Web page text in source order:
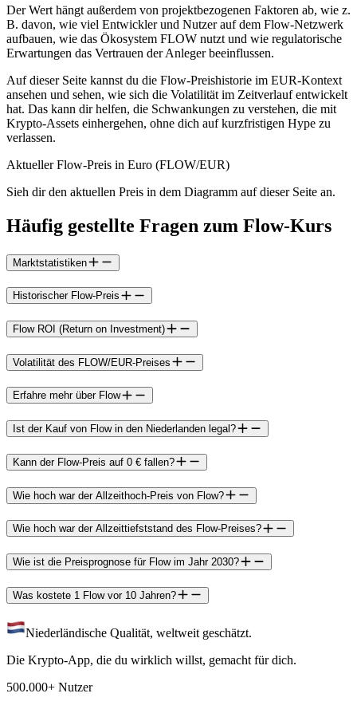
Der Wert hängt außerdem von projektbezogenen Faktoren ab, wie z.
B. davon, wie viel Entwickler und Nutzer auf dem Flow-Netzwerk
aufbauen, wie das Ökosystem FLOW nutzt und wie regulatorische
Erwartungen das Vertrauen der Anleger beeinflussen.
Auf dieser Seite kannst du die Flow-Preishistorie im EUR-Kontext
ansehen und sehen, wie sich die Volatilität im Zeitverlauf entwickelt
hat. Das kann dir helfen, die Schwankungen zu verstehen, die mit
Krypto-Assets einhergehen, ohne dich auf kurzfristigen Hype zu
verlassen.
Aktueller Flow-Preis in Euro (FLOW/EUR)
Sieh dir den aktuellen Preis in dem Diagramm auf dieser Seite an.
Häufig gestellte Fragen zum Flow-Kurs
Marktstatistiken
Historischer Flow-Preis
Flow ROI (Return on Investment)
Volatilität des FLOW/EUR-Preises
Erfahre mehr über Flow
Ist der Kauf von Flow in den Niederlanden legal?
Kann der Flow-Preis auf 0 € fallen?
Wie hoch war der Allzeithoch-Preis von Flow?
Wie hoch war der Allzeittiefststand des Flow-Preises?
Wie ist die Preisprognose für Flow im Jahr 2030?
Was kostete 1 Flow vor 10 Jahren?
Niederländische Qualität, weltweit geschätzt.
Die Krypto-App, die du wirklich willst, gemacht für dich.
500.000+ Nutzer